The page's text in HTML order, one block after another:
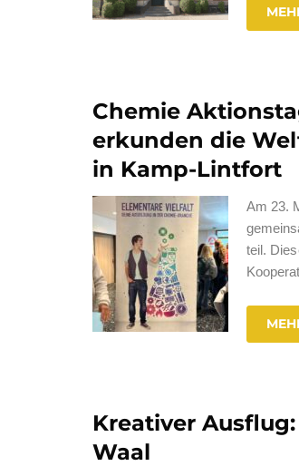
Chemie
erkunden die
in Kamp-Lintfort
Am 23.
teil.
Kreativer
Waal